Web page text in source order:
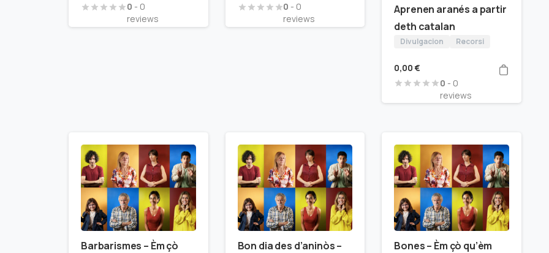
0 - 0
reviews
0 - 0
reviews
Aprenen aranés a partir
deth catalan
Divulgacion Recorsi
0,00 €
0 - 0
reviews
Barbarismes – Èm çò
Bon dia des d’aninòs –
Bones – Èm çò qu’èm